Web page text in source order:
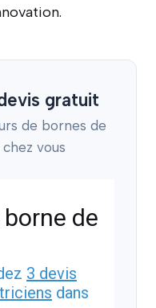
gratuit
de bornes de
vous
de
3 devis
dans